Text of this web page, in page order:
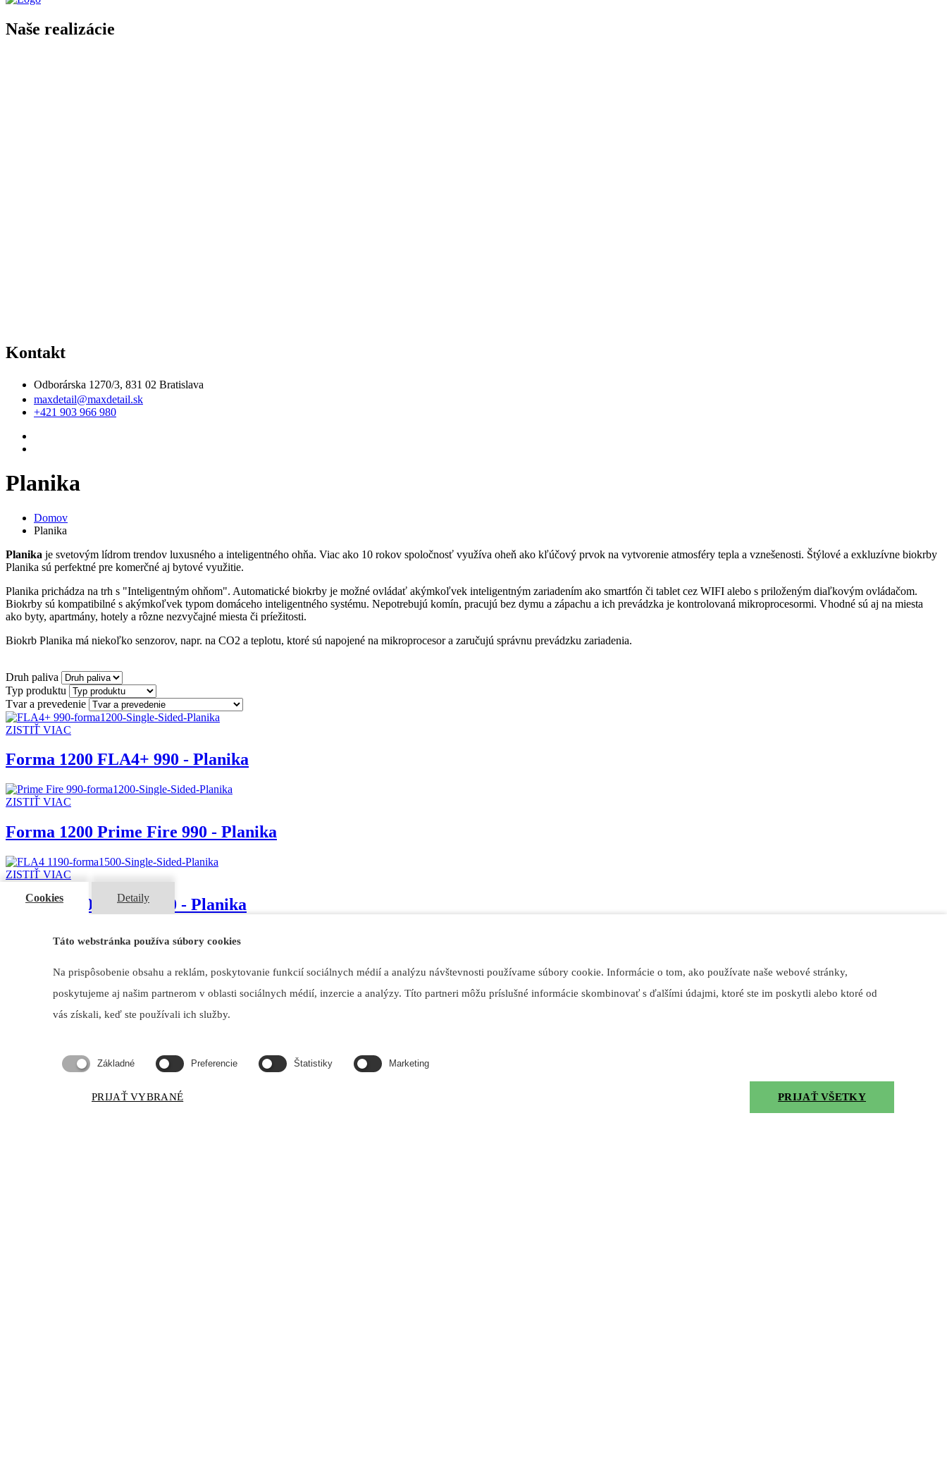
Naše realizácie
Kontakt
Odborárska 1270/3, 831 02 Bratislava
maxdetail@maxdetail.sk
+421 903 966 980
Planika
Domov
Planika
Planika je svetovým lídrom trendov luxusného a inteligentného ohňa. Viac ako 10 rokov spoločnosť využíva oheň ako kľúčový prvok na vytvorenie atmosféry tepla a vznešenosti. Štýlové a exkluzívne biokrby
Planika sú perfektné pre komerčné aj bytové využitie.
Planika prichádza na trh s "Inteligentným ohňom". Automatické biokrby je možné ovládať akýmkoľvek inteligentným zariadením ako smartfón či tablet cez WIFI alebo s priloženým diaľkovým ovládačom.
Biokrby sú kompatibilné s akýmkoľvek typom domáceho inteligentného systému. Nepotrebujú komín, pracujú bez dymu a zápachu a ich prevádzka je kontrolovaná mikroprocesormi. Vhodné sú aj na miesta
ako byty, apartmány, hotely a rôzne nezvyčajné miesta či príežitosti.
Biokrb Planika má niekoľko senzorov, napr. na CO2 a teplotu, ktoré sú napojené na mikroprocesor a zaručujú správnu prevádzku zariadenia.
Druh paliva
Typ produktu
Tvar a prevedenie
ZISTIŤ VIAC
Forma 1200 FLA4+ 990 - Planika
ZISTIŤ VIAC
Forma 1200 Prime Fire 990 - Planika
ZISTIŤ VIAC
Forma 1500 FLA4 1190 - Planika
ZISTIŤ VIAC
Forma 1500 FLA4+ 1190 - Planika
ZISTIŤ VIAC
Cookies Detaily
Táto webstránka používa súbory cookies
Na prispôsobenie obsahu a reklám, poskytovanie funkcií sociálnych médií a analýzu návštevnosti používame súbory cookie. Informácie o tom, ako používate naše webové stránky,
poskytujeme aj našim partnerom v oblasti sociálnych médií, inzercie a analýzy. Títo partneri môžu príslušné informácie skombinovať s ďalšími údajmi, ktoré ste im poskytli alebo ktoré od
vás získali, keď ste používali ich služby.
Základné Preferencie Štatistiky Marketing
PRIJAŤ VYBRANÉ PRIJAŤ VŠETKY